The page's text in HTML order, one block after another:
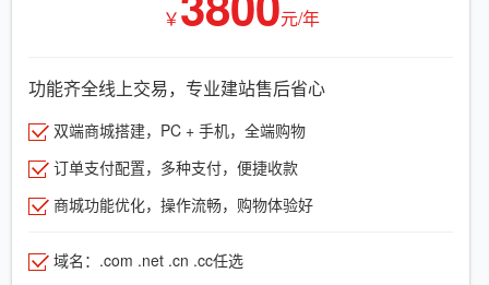
￥ 元/年
功能齐全线上交易，专业建站售后省心
双端商城搭建，PC + 手机，全端购物
订单支付配置，多种支付，便捷收款
商城功能优化，操作流畅，购物体验好
域名：.com .net .cn .cc任选